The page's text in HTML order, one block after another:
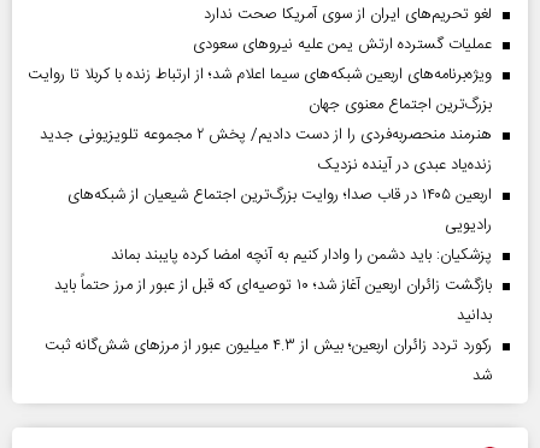
لغو تحریم‌های ایران از سوی آمریکا صحت ندارد
عملیات گسترده ارتش یمن علیه نیروهای سعودی
ویژه‌برنامه‌های اربعین شبکه‌های سیما اعلام شد؛ از ارتباط زنده با کربلا تا روایت
بزرگ‌ترین اجتماع معنوی جهان
هنرمند منحصر‌به‌فردی را از دست دادیم/ پخش ۲ مجموعه تلویزیونی جدید
زنده‌یاد عبدی در آینده نزدیک
اربعین ۱۴۰۵ در قاب صدا؛ روایت بزرگ‌ترین اجتماع شیعیان از شبکه‌های
رادیویی
پزشکیان: باید دشمن را وادار کنیم به آنچه امضا کرده پایبند بماند
بازگشت زائران اربعین آغاز شد؛ ۱۰ توصیه‌ای که قبل از عبور از مرز حتماً باید
بدانید
رکورد تردد زائران اربعین؛ بیش از ۴.۳ میلیون عبور از مرزهای شش‌گانه ثبت
شد